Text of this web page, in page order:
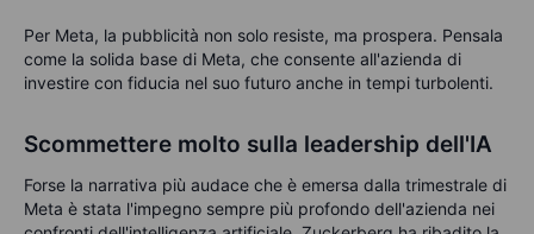
Per Meta, la pubblicità non solo resiste, ma prospera. Pensala
come la solida base di Meta, che consente all'azienda di
investire con fiducia nel suo futuro anche in tempi turbolenti.
Scommettere molto sulla leadership dell'IA
Forse la narrativa più audace che è emersa dalla trimestrale di
Meta è stata l'impegno sempre più profondo dell'azienda nei